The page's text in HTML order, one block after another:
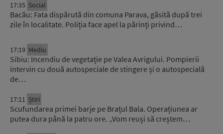
17:35 Social
Bacău: Fata dispărută din comuna Parava, găsită după trei
zile în localitate. Poliția face apel la părinți privind…
17:19 Mediu
Sibiu: Incendiu de vegetație pe Valea Avrigului. Pompierii
intervin cu două autospeciale de stingere și o autospecială
de…
17:11 Știri
Scufundarea primei barje pe Brațul Bala. Operațiunea ar
putea dura până la patru ore. „Vom reuși să creștem…